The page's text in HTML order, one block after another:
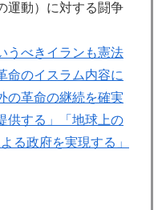
運動）に対する闘争
うべきイランも憲法
命のイスラム内容に
の革命の継続を確実
供する」「地球上の
る政府を実現する」